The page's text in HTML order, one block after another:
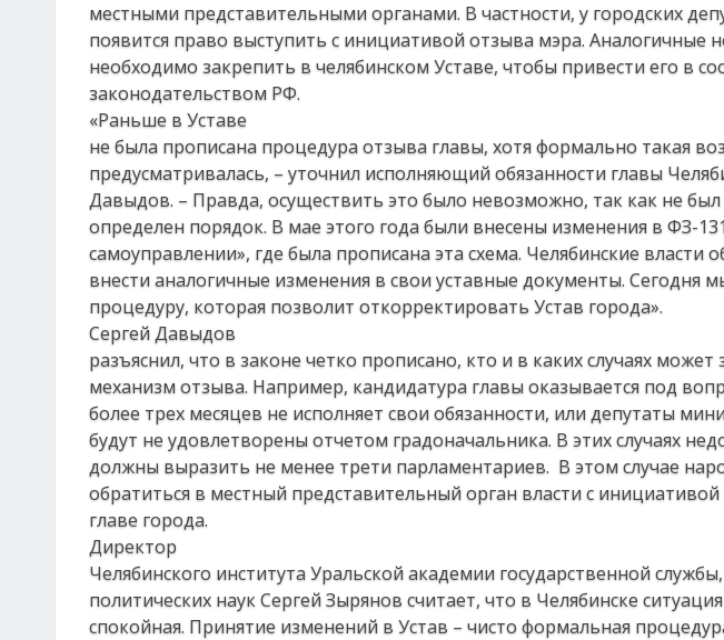
местными представительными органами. В частности, у городских
появится право выступить с инициативой отзыва мэра. Аналогичные
необходимо закрепить в челябинском Уставе, чтобы привести его в
законодательством РФ.
«Раньше в Уставе
не была прописана процедура отзыва главы, хотя формально такая
предусматривалась, – уточнил исполняющий обязанности главы
Давыдов. – Правда, осуществить это было невозможно, так как не был
определен порядок. В мае этого года были внесены изменения в ФЗ-
самоуправлении», где была прописана эта схема. Челябинские власти
внести аналогичные изменения в свои уставные документы. Сегодня
процедуру, которая позволит откорректировать Устав города».
Сергей Давыдов
разъяснил, что в законе четко прописано, кто и в каких случаях может
механизм отзыва. Например, кандидатура главы оказывается под
более трех месяцев не исполняет свои обязанности, или депутаты
будут не удовлетворены отчетом градоначальника. В этих случаях
должны выразить не менее трети парламентариев. В этом случае
обратиться в местный представительный орган власти с
главе города.
Директор
Челябинского института Уральской академии государственной
политических наук Сергей Зырянов считает, что в Челябинске ситуация
спокойная. Принятие изменений в Устав – чисто формальная